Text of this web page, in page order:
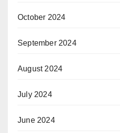
October 2024
September 2024
August 2024
July 2024
June 2024